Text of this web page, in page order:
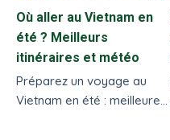
Où aller au Vietnam en
été ? Meilleurs
itinéraires et météo
Préparez un voyage au
Vietnam en été : meilleures